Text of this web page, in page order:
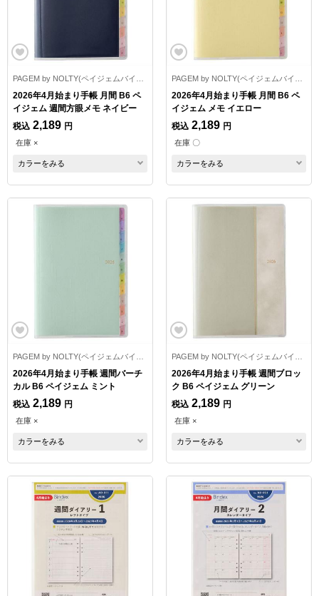
2026年4月始まり手帳 月間 B6 ペ
イジェム 週間方眼メモ ネイビー
税込 2,189 円
在庫 ×
カラーをみる
2026年4月始まり手帳 月間 B6 ペ
イジェム メモ イエロー
税込 2,189 円
在庫 〇
カラーをみる
2026年4月始まり手帳 週間バーチ
カル B6 ペイジェム ミント
税込 2,189 円
在庫 ×
カラーをみる
2026年4月始まり手帳 週間ブロッ
ク B6 ペイジェム グリーン
税込 2,189 円
在庫 ×
カラーをみる